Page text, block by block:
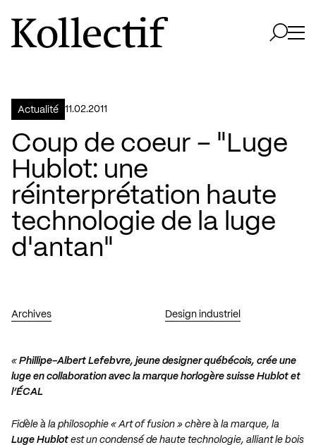
Aller à la page d'accueil
Logo Kollectif
Actualité 11.02.2011
Coup de coeur – "Luge
Hublot: une
réinterprétation haute
technologie de la luge
d'antan"
Archives Design industriel
« Phillipe-Albert Lefebvre, jeune designer québécois, crée une
luge en collaboration avec la marque horlogère suisse Hublot et
l’ÉCAL
Fidèle à la philosophie « Art of fusion » chère à la marque, la
Luge Hublot est un condensé de haute technologie, alliant le bois